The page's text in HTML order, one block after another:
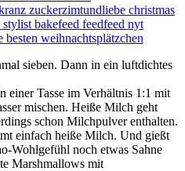
sieben. Dann in ein luftdichtes
einer Tasse im Verhältnis 1:1 mit
mischen. Heiße Milch geht
schon Milchpulver enthalten.
einfach heiße Milch. Und gießt
Wohlgefühl noch etwas Sahne
Marshmallows mit